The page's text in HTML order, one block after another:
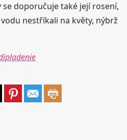
doporučuje také její rosení,
nestříkali na květy, nýbrž